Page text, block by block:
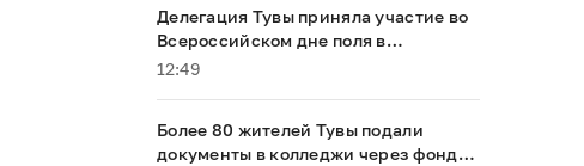
Делегация Тувы приняла участие во
Всероссийском дне поля в
Алтайском крае
12:49
Более 80 жителей Тувы подали
документы в колледжи через фонд